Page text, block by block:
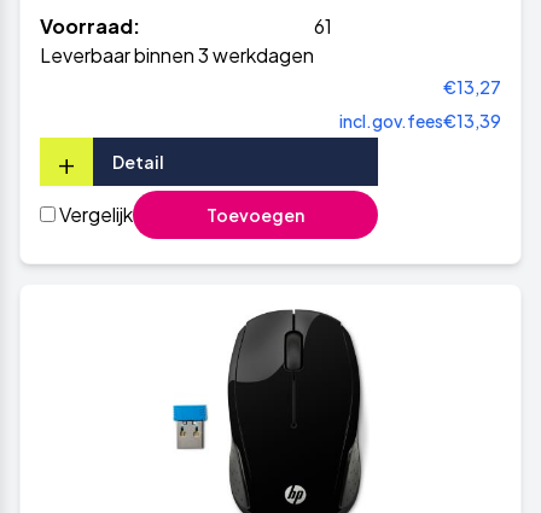
Voorraad:
61
Leverbaar binnen 3 werkdagen
€13,27
incl.gov.fees€13,39
+ Detail
Vergelijk Toevoegen